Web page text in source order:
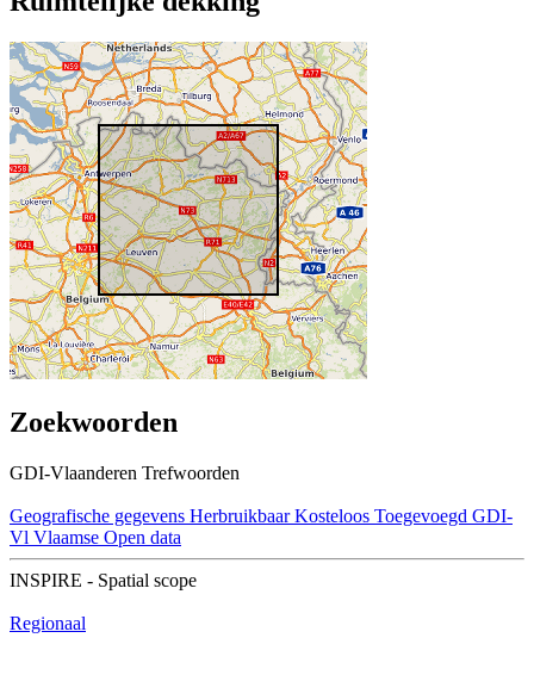
Zoekwoorden
GDI-Vlaanderen Trefwoorden
Geografische gegevens Herbruikbaar Kosteloos Toegevoegd GDI-
Vl Vlaamse Open data
INSPIRE - Spatial scope
Regionaal